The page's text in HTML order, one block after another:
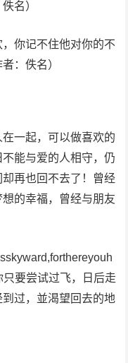
名）
你记不住他对你的不
：佚名）
一起，可以做喜欢的
能与爱的人相守，仍
再也回不去了！曾经
的幸福，曾经与朋友
要尝试过飞，日后走
过，並渴望回去的地